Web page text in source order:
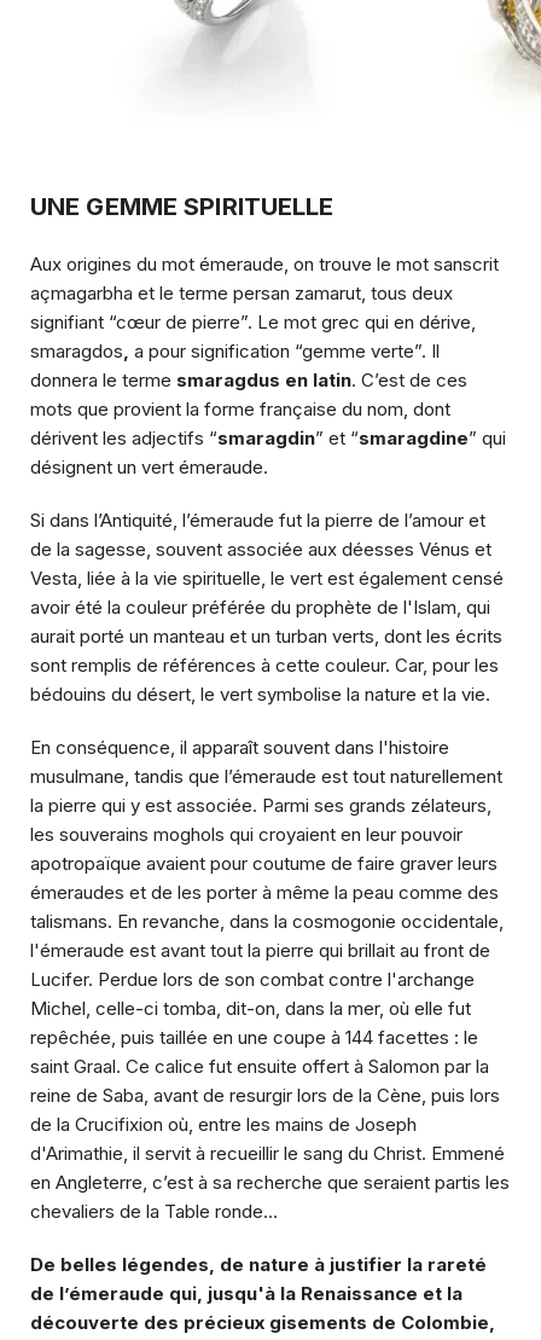
UNE GEMME SPIRITUELLE
Aux origines du mot émeraude, on trouve le mot sanscrit
açmagarbha et le terme persan zamarut, tous deux
signifiant “cœur de pierre”. Le mot grec qui en dérive,
smaragdos, a pour signification “gemme verte”. Il
donnera le terme smaragdus en latin. C’est de ces
mots que provient la forme française du nom, dont
dérivent les adjectifs “smaragdin” et “smaragdine” qui
désignent un vert émeraude.
Si dans l’Antiquité, l’émeraude fut la pierre de l’amour et
de la sagesse, souvent associée aux déesses Vénus et
Vesta, liée à la vie spirituelle, le vert est également censé
avoir été la couleur préférée du prophète de l'Islam, qui
aurait porté un manteau et un turban verts, dont les écrits
sont remplis de références à cette couleur. Car, pour les
bédouins du désert, le vert symbolise la nature et la vie.
En conséquence, il apparaît souvent dans l'histoire
musulmane, tandis que l’émeraude est tout naturellement
la pierre qui y est associée. Parmi ses grands zélateurs,
les souverains moghols qui croyaient en leur pouvoir
apotropaïque avaient pour coutume de faire graver leurs
émeraudes et de les porter à même la peau comme des
talismans. En revanche, dans la cosmogonie occidentale,
l'émeraude est avant tout la pierre qui brillait au front de
Lucifer. Perdue lors de son combat contre l'archange
Michel, celle-ci tomba, dit-on, dans la mer, où elle fut
repêchée, puis taillée en une coupe à 144 facettes : le
saint Graal. Ce calice fut ensuite offert à Salomon par la
reine de Saba, avant de resurgir lors de la Cène, puis lors
de la Crucifixion où, entre les mains de Joseph
d'Arimathie, il servit à recueillir le sang du Christ. Emmené
en Angleterre, c’est à sa recherche que seraient partis les
chevaliers de la Table ronde…
De belles légendes, de nature à justifier la rareté
de l’émeraude qui, jusqu'à la Renaissance et la
découverte des précieux gisements de Colombie,